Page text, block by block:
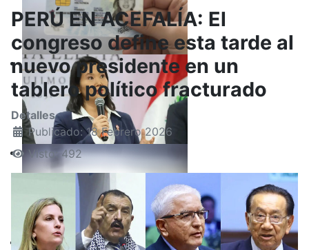
PERÚ EN ACEFALÍA: El
congreso define esta tarde al
nuevo presidente en un
tablero político fracturado
Detalles
Publicado: 18 Febrero 2026
Visto: 492